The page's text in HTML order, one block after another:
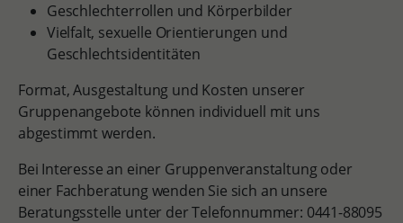
Geschlechterrollen und Körperbilder
Vielfalt, sexuelle Orientierungen und
Geschlechtsidentitäten
Format, Ausgestaltung und Kosten unserer
Gruppenangebote können individuell mit uns
abgestimmt werden.
Bei Interesse an einer Gruppenveranstaltung oder
einer Fachberatung wenden Sie sich an unsere
Beratungsstelle unter der Telefonnummer: 0441-88095